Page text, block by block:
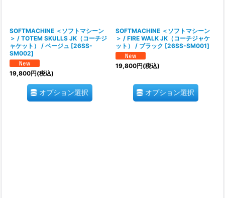
SOFTMACHINE ＜ソフトマシーン
＞ / TOTEM SKULLS JK（コーチジ
ャケット） / ベージュ [26SS-
SM002]
19,800円(税込)
オプション選択
SOFTMACHINE ＜ソフトマシーン
＞ / FIRE WALK JK（コーチジャケ
ット） / ブラック [26SS-SM001]
19,800円(税込)
オプション選択